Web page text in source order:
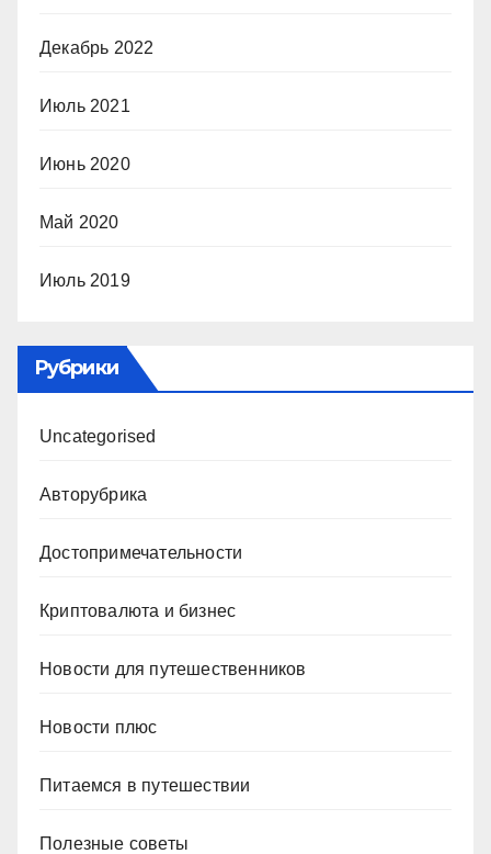
Декабрь 2022
Июль 2021
Июнь 2020
Май 2020
Июль 2019
Рубрики
Uncategorised
Авторубрика
Достопримечательности
Криптовалюта и бизнес
Новости для путешественников
Новости плюс
Питаемся в путешествии
Полезные советы